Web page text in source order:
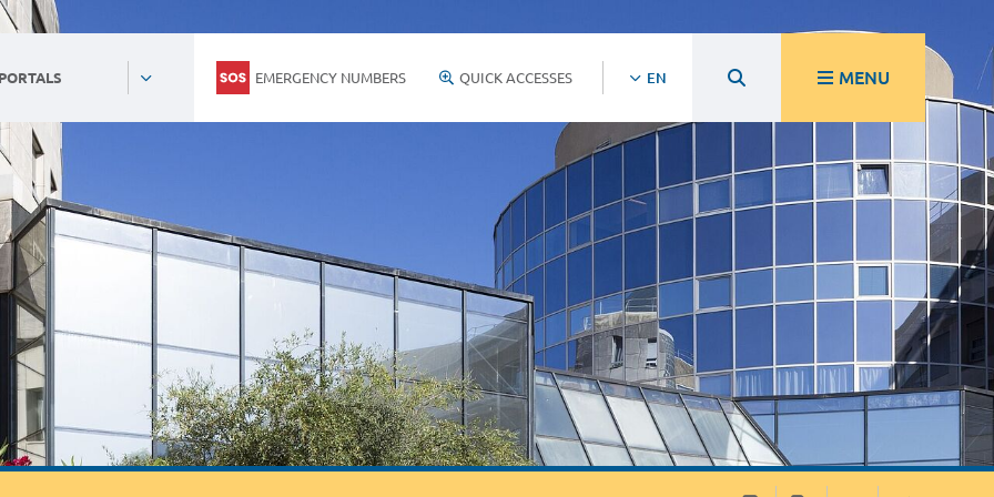
EMERGENCY NUMBERS QUICK ACCESSES EN MENU